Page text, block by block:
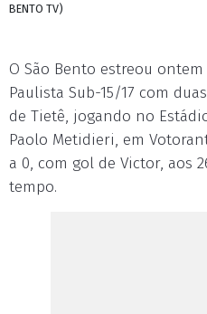
BENTO TV)
O São Bento estreou
Paulista Sub-15/17 com
de Tietê, jogando no
Paolo Metidieri, em
a 0, com gol de Victor, aos
tempo.